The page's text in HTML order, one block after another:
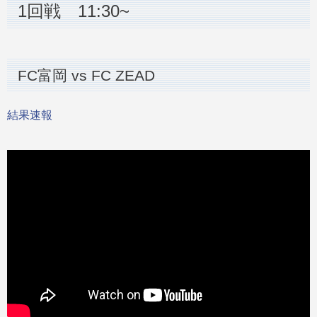
1回戦 11:30~
FC富岡 vs FC ZEAD
結果速報